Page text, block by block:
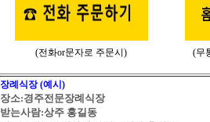
(전화or문자로 주문시) (무
장례식장 (예시)
장소:경주전문장례식장
받는사람:상주 홍길동